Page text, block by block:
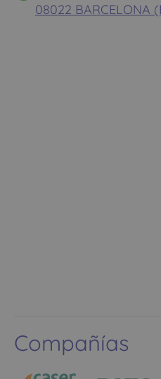
08022 BARCELONA
Compañías